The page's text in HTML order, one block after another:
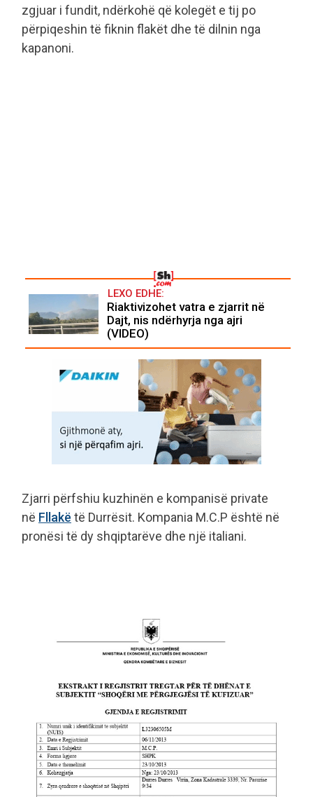
zgjuar i fundit, ndërkohë që kolegët e tij po
përpiqeshin të fiknin flakët dhe të dilnin nga
kapanoni.
LEXO EDHE:
Riaktivizohet vatra e zjarrit në
Dajt, nis ndërhyrja nga ajri
(VIDEO)
Zjarri përfshiu kuzhinën e kompanisë private
në Fllakë të Durrësit. Kompania M.C.P është në
pronësi të dy shqiptarëve dhe një italiani.